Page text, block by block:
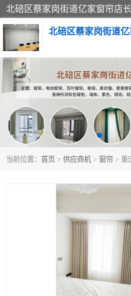
北碚区蔡家岗街道
当前位置： 首页 > 供应商机 > 窗帘 > 重
软包硬包
窗帘